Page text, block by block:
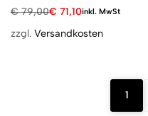
€79,00€ 71,10inkl. MwSt
zzgl. Versandkosten
1